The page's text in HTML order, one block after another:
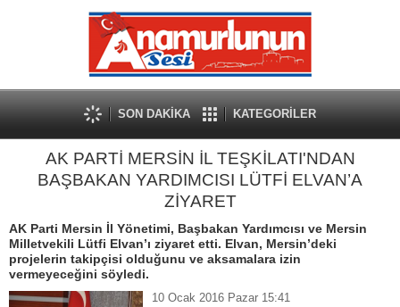
SON DAKİKA KATEGORİLER
AK PARTİ MERSİN İL TEŞKİLATI'NDAN
BAŞBAKAN YARDIMCISI LÜTFİ ELVAN’A
ZİYARET
AK Parti Mersin İl Yönetimi, Başbakan Yardımcısı ve Mersin
Milletvekili Lütfi Elvan’ı ziyaret etti. Elvan, Mersin’deki
projelerin takipçisi olduğunu ve aksamalara izin
vermeyeceğini söyledi.
10 Ocak 2016 Pazar 15:41